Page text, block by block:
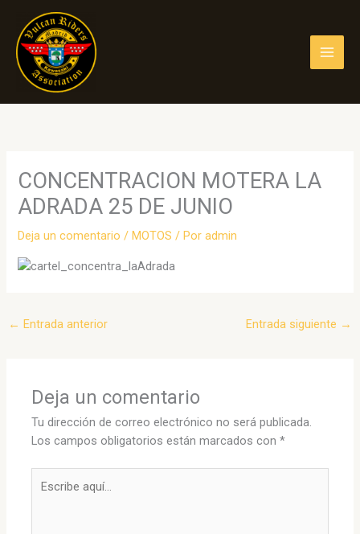
contenido
CONCENTRACION MOTERA LA
ADRADA 25 DE JUNIO
Deja un comentario / MOTOS / Poradmin
← Entrada anterior Entrada siguiente →
Deja un comentario
Tu dirección de correo electrónico no será publicada.
Los campos obligatorios están marcados con*
aquí...